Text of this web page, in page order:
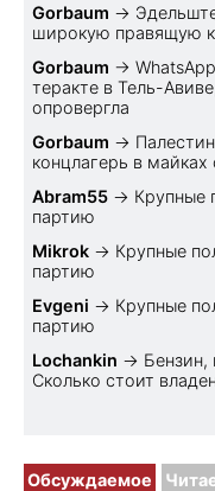
Gorbaum →
широкую правящую
Gorbaum →
теракте в Тель-
опровергла
Gorbaum →
концлагерь в
Abram55 → Крупные
партию
Mikrok → Крупные
партию
Evgeni → Крупные
партию
Lochankin → Бензин,
Cколько стоит
Обсуждаемое